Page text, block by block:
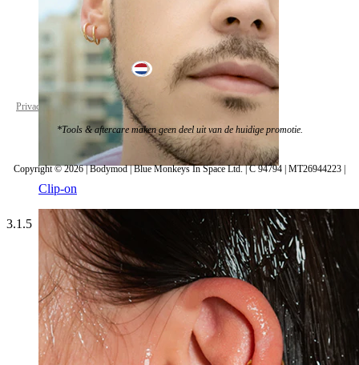
Clip-on
Netherlands
Privacybeleid Cookie Instellingen
*Tools & aftercare maken geen deel uit van de huidige promotie.
Copyright © 2026 | Bodymod | Blue Monkeys In Space Ltd. | C 94794 | MT26944223 |
3.1.5